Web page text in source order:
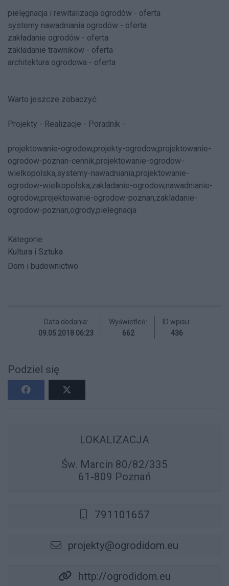
pielęgnacja i rewitalizacja ogrodów - oferta
systemy nawadniania ogrodów - oferta
zakładanie ogrodów - oferta
zakładanie trawników - oferta
architektura ogrodowa - oferta
Warto jeszcze zobaczyć:
Projekty - Realizacje - Poradnik -
projektowanie-ogrodow,projekty-ogrodow,projektowanie-
ogrodow-poznan-cennik,projektowanie-ogrodow-
wielkopolska,systemy-nawadniania,projektowanie-
ogrodow-wielkopolska,zakladanie-ogrodow,nawadnianie-
ogrodow,projektowanie-ogrodow-poznan,zakladanie-
ogrodow-poznan,ogrody,pielegnacja
Kategorie
Kultura i Sztuka
Dom i budownictwo
Data dodania:
09.05.2018 06:23
Wyświetleń:
662
ID wpisu:
436
Podziel się
LOKALIZACJA
Św. Marcin 80/82/335
61-809 Poznań
791101657
projekty@ogrodidom.eu
http://ogrodidom.eu